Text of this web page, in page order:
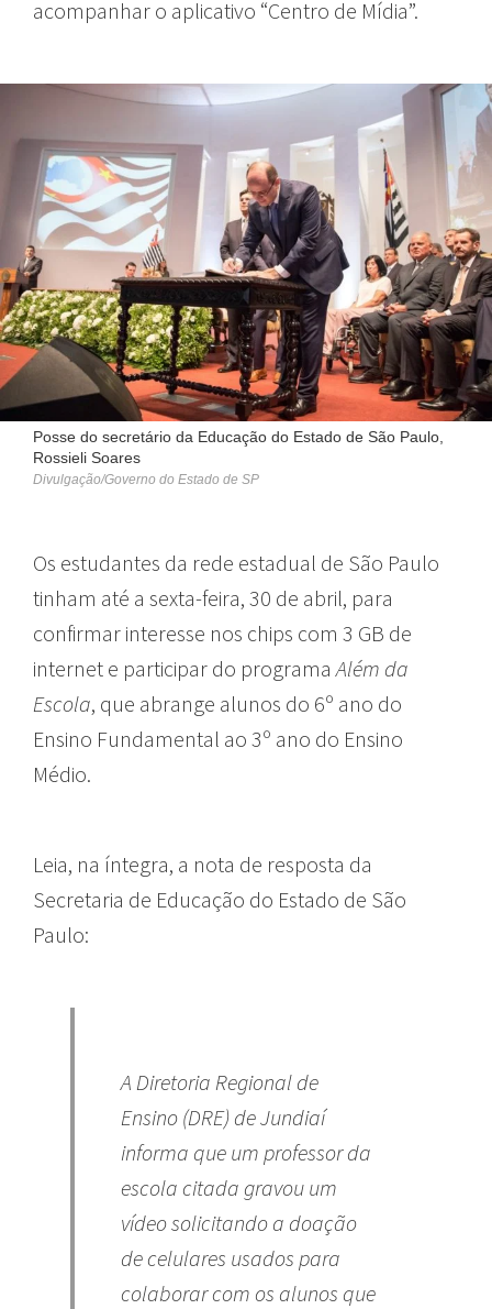
acompanhar o aplicativo “Centro de Mídia”.
Posse do secretário da Educação do Estado de São Paulo,
Rossieli Soares
Divulgação/Governo do Estado de SP
Os estudantes da rede estadual de São Paulo
tinham até a sexta-feira, 30 de abril, para
confirmar interesse nos chips com 3 GB de
internet e participar do programaAlém da
Escola, que abrange alunos do 6º ano do
Ensino Fundamental ao 3º ano do Ensino
Médio.
Leia, na íntegra, a nota de resposta da
Secretaria de Educação do Estado de São
Paulo:
A Diretoria Regional de
Ensino (DRE) de Jundiaí
informa que um professor da
escola citada gravou um
vídeo solicitando a doação
de celulares usados para
colaborar com os alunos que